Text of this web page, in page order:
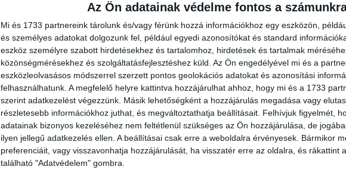
Az Ön adatainak védelme fontos a
Mi és 1733 partnereink tárolunk és/vagy férünk hozzá információkhoz egy eszközön,
és személyes adatokat dolgozunk fel, például egyedi azonosítókat és standard
eszköz személyre szabott hirdetésekhez és tartalomhoz, hirdetések és tartalmak
közönségmérésekhez és szolgáltatásfejlesztéshez küld. Az Ön engedélyével mi és a
eszközleolvasásos módszerrel szerzett pontos geolokációs adatokat és azonosítási
felhasználhatunk. A megfelelő helyre kattintva hozzájárulhat ahhoz, hogy mi és a 1733
szerint adatkezelést végezzünk. Másik lehetőségként a hozzájárulás megadása vagy
részletesebb információkhoz juthat, és megváltoztathatja beállításait. Felhívjuk figyelmét,
adatainak bizonyos kezeléséhez nem feltétlenül szükséges az Ön hozzájárulása, de
ilyen jellegű adatkezelés ellen. A beállításai csak erre a weboldalra érvényesek. Bármikor
preferenciáit, vagy visszavonhatja hozzájárulását, ha visszatér erre az oldalra, és rákattint
található "Adatvédelem" gombra.
vlogger